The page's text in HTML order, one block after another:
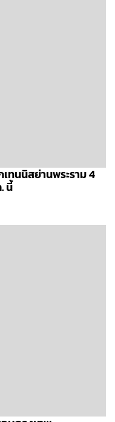
ทนนิสย่านพระราม 4
นี้